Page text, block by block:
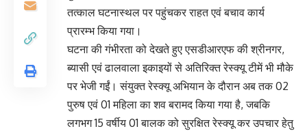
तत्काल घटनास्थल पर पहुंचकर राहत एवं बचाव कार्य
प्रारम्भ किया गया।
घटना की गंभीरता को देखते हुए एसडीआरएफ की श्रीनगर,
ब्यासी एवं ढालवाला इकाइयों से अतिरिक्त रेस्क्यू टीमें भी मौके
पर भेजी गईं। संयुक्त रेस्क्यू अभियान के दौरान अब तक 02
पुरुष एवं 01 महिला का शव बरामद किया गया है, जबकि
लगभग 15 वर्षीय 01 बालक को सुरक्षित रेस्क्यू कर उपचार हेतु